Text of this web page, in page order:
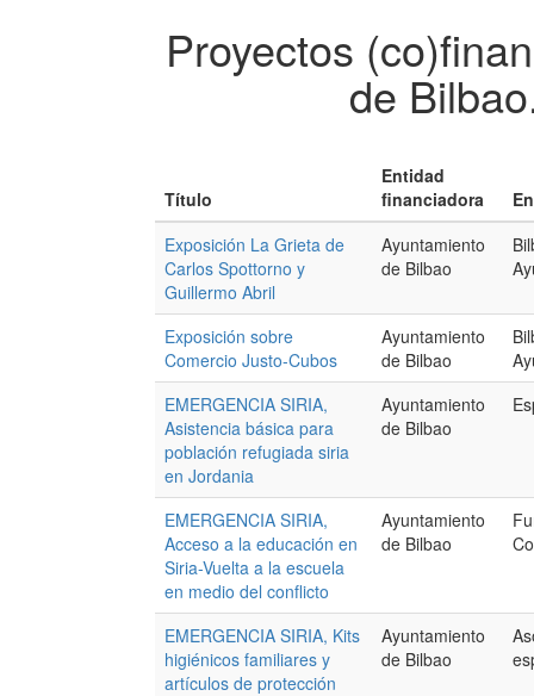
Proyectos
de
Título
Entidad
financiadora
Exposición La Grieta de
Carlos Spottorno y
Guillermo Abril
Ayuntamiento
de Bilbao
Exposición sobre
Comercio Justo-Cubos
Ayuntamiento
de Bilbao
EMERGENCIA SIRIA,
Asistencia básica para
población refugiada siria
en Jordania
Ayuntamiento
de Bilbao
EMERGENCIA SIRIA,
Acceso a la educación en
Siria-Vuelta a la escuela
en medio del conflicto
Ayuntamiento
de Bilbao
EMERGENCIA SIRIA, Kits
higiénicos familiares y
artículos de protección
Ayuntamiento
de Bilbao